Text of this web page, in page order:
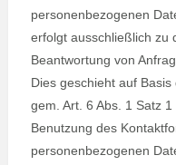
personenbezogenen
erfolgt ausschließlich zu
Beantwortung von
Dies geschieht auf
gem. Art. 6 Abs. 1 Satz
Benutzung des
personenbezogenen